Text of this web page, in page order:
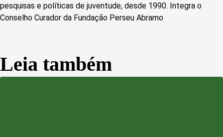
pesquisas e políticas de juventude, desde 1990. Integra o
Conselho Curador da Fundação Perseu Abramo
Leia também